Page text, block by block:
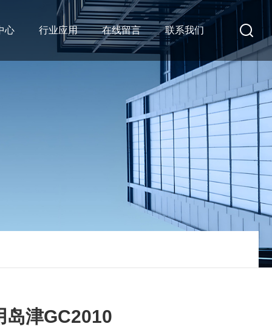
心 行业应用 在线留言 联系我们
岛津GC2010